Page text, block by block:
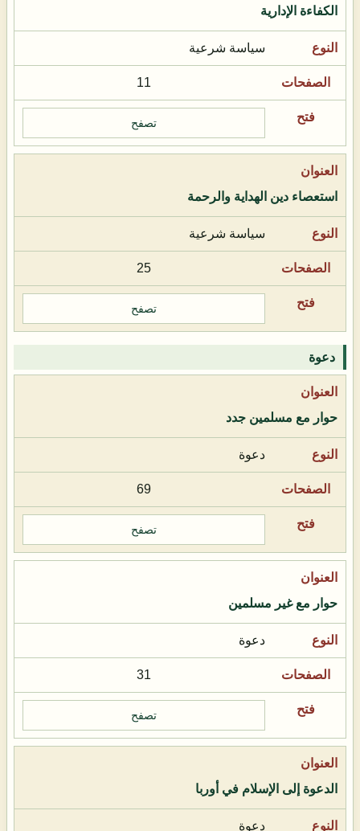
الكفاءة الإدارية
سياسة شرعية
11
تصفح
استعصاء دين الهداية والرحمة
سياسة شرعية
25
تصفح
دعوة
حوار مع مسلمين جدد
دعوة
69
تصفح
حوار مع غير مسلمين
دعوة
31
تصفح
الدعوة إلى الإسلام في أوربا
دعوة